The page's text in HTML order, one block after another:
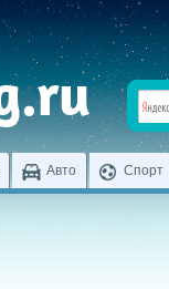
Авто Спорт